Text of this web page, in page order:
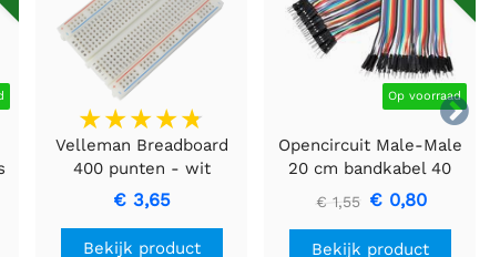

Velleman Breadboard
400 punten - wit
€ 3,65
Bekijk product
Op voorraad
Opencircuit Male-Male
20 cm bandkabel 40
stuks
€ 1,55 € 0,80
Bekijk product